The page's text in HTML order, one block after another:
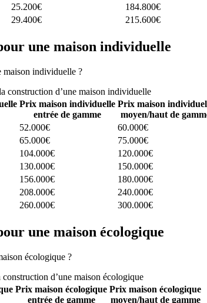
25.200€
184.800€
29.400€ 215.600€
une maison individuelle
maison individuelle ?
construction d’une maison individuelle
Prix maison individuelle
entrée de gamme
Prix maison
moyen/haut de
52.000€
60.000€
65.000€
75.000€
104.000€
120.000€
130.000€
150.000€
156.000€
180.000€
208.000€
240.000€
260.000€ 300.000€
une maison écologique
écologique ?
d’une maison écologique
Prix maison écologique
entrée de gamme
Prix maison écologique
moyen/haut de gamme